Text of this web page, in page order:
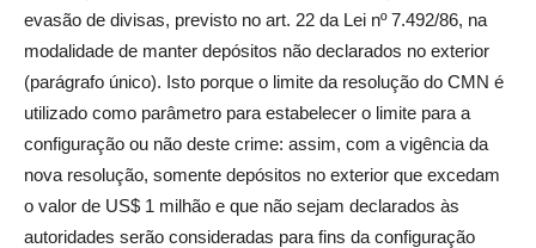
evasão de divisas, previsto no art. 22 da Lei nº 7.492/86, na
modalidade de manter depósitos não declarados no exterior
(parágrafo único). Isto porque o limite da resolução do CMN é
utilizado como parâmetro para estabelecer o limite para a
configuração ou não deste crime: assim, com a vigência da
nova resolução, somente depósitos no exterior que excedam
o valor de US$ 1 milhão e que não sejam declarados às
autoridades serão consideradas para fins da configuração